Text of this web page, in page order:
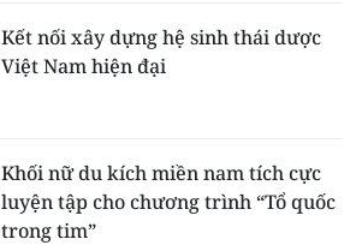
Kết nối xây dựng hệ sinh thái dược
Việt Nam hiện đại
Khối nữ du kích miền nam tích cực
luyện tập cho chương trình “Tổ quốc
trong tim”